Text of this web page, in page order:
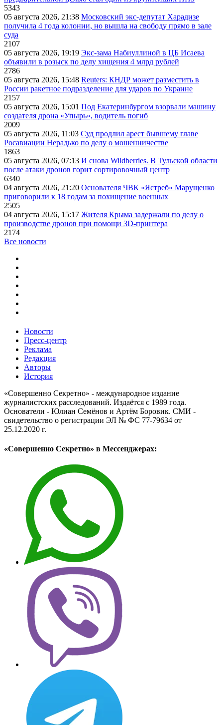
5343
05 августа 2026, 21:38 Московский экс-депутат Харадизе
получила 4 года колонии, но вышла на свободу прямо в зале
суда
2107
05 августа 2026, 19:19 Экс-зама Набиуллиной в ЦБ Исаева
объявили в розыск по делу хищения 4 млрд рублей
2786
05 августа 2026, 15:48 Reuters: КНДР может разместить в
России ракетное подразделение для ударов по Украине
2157
05 августа 2026, 15:01 Под Екатеринбургом взорвали машину
создателя дрона «Упырь», водитель погиб
2009
05 августа 2026, 11:03 Суд продлил арест бывшему главе
Росавиации Нерадько по делу о мошенничестве
1863
05 августа 2026, 07:13 И снова Wildberries. В Тульской области
после атаки дронов горит сортировочный центр
6340
04 августа 2026, 21:20 Основателя ЧВК «Ястреб» Марущенко
приговорили к 18 годам за похищение военных
2505
04 августа 2026, 15:17 Жителя Крыма задержали по делу о
производстве дронов при помощи 3D‑принтера
2174
Все новости
Новости
Пресс-центр
Реклама
Редакция
Авторы
История
«Совершенно Секретно» - международное издание
журналистских расследований. Издаётся с 1989 года.
Основатели - Юлиан Семёнов и Артём Боровик. CМИ -
свидетельство о регистрации ЭЛ № ФС 77-79634 от
25.12.2020 г.
«Совершенно Секретно» в Мессенджерах: